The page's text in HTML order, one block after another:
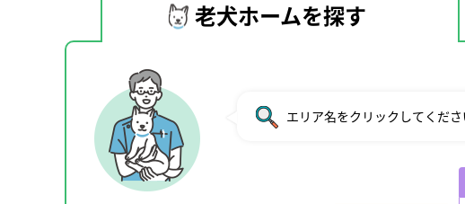
老犬ホームを探す
エリア名をクリックしてくださ